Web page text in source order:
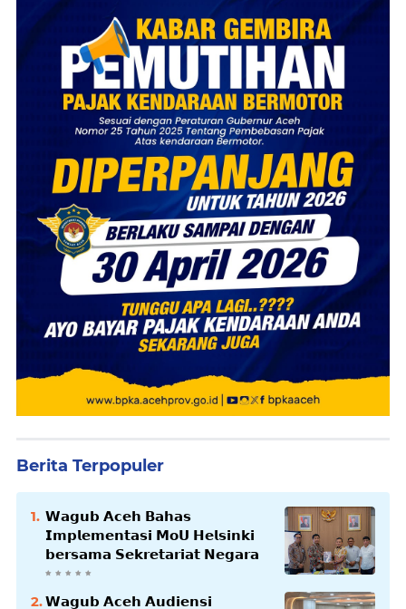
Berita Terpopuler
𝗪𝗮𝗴𝘂𝗯 𝗔𝗰𝗲𝗵 𝗕𝗮𝗵𝗮𝘀
𝗜𝗺𝗽𝗹𝗲𝗺𝗲𝗻𝘁𝗮𝘀𝗶 𝗠𝗼𝗨 𝗛𝗲𝗹𝘀𝗶𝗻𝗸𝗶
𝗯𝗲𝗿𝘀𝗮𝗺𝗮 𝗦𝗲𝗸𝗿𝗲𝘁𝗮𝗿𝗶𝗮𝘁 𝗡𝗲𝗴𝗮𝗿𝗮
𝗪𝗮𝗴𝘂𝗯 𝗔𝗰𝗲𝗵 𝗔𝘂𝗱𝗶𝗲𝗻𝘀𝗶